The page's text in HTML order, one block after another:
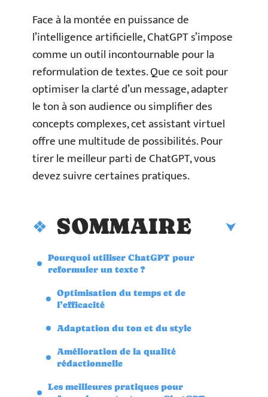
Face à la montée en puissance de
l’intelligence artificielle, ChatGPT s’impose
comme un outil incontournable pour la
reformulation de textes. Que ce soit pour
optimiser la clarté d’un message, adapter
le ton à son audience ou simplifier des
concepts complexes, cet assistant virtuel
offre une multitude de possibilités. Pour
tirer le meilleur parti de ChatGPT, vous
devez suivre certaines pratiques.
SOMMAIRE
Pourquoi utiliser ChatGPT pour
reformuler un texte ?
Optimisation du temps et de
l’efficacité
Adaptation du ton et du style
Amélioration de la qualité
rédactionnelle
Les meilleures pratiques pour